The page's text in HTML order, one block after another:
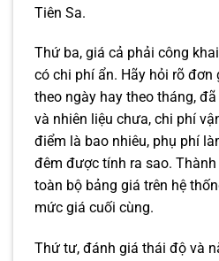
Tiên Sa.
Thứ ba, giá cả phải công
có chi phí ẩn. Hãy hỏi rõ đơn
theo ngày hay theo tháng,
và nhiên liệu chưa, chi phí
điểm là bao nhiêu, phụ phí
đêm được tính ra sao.
toàn bộ bảng giá trên hệ
mức giá cuối cùng.
Thứ tư, đánh giá thái độ và